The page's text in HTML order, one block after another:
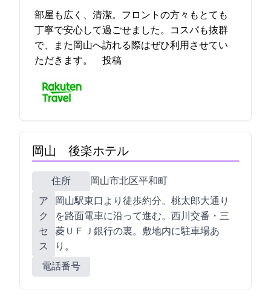
部屋も広く、清潔。フロントの方々もとても
丁寧で安心して過ごせました。コスパも抜群
で、また岡山へ訪れる際はぜひ利用させてい
ただきます。 2024-04-18 18:33:16投稿
岡山 後楽ホテル
住所
岡山市北区平和町5-1
ア
ク
セ
ス
岡山駅東口より徒歩約5分。桃太郎大通り
を路面電車に沿って進む。西川交番・三
菱ＵＦＪ銀行の裏。敷地内に駐車場あ
り。
電話番号